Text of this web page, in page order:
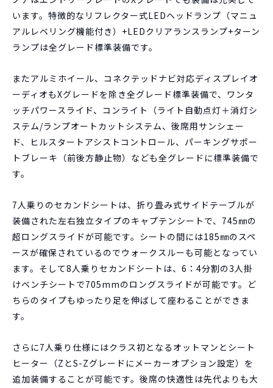
います。特徴的なリフレクター式LEDヘッドランプ（マニュ
アルレベリング機能付き）+LEDクリアランスランプ+ターン
ランプは全グレード標準装備です。
またアルミホイール、コネクテッドナビ対応ディスプレイオ
ーディオもXグレードを除き全グレード標準装備で、ワンタ
ッチパワースライド、コンライト（ライト自動点灯＋消灯シ
ステム/ランプオートカットシステム、後席用サンシェー
ド、ヒルスタートアシストコントロール、パーキングサポー
トブレーキ（前後方静止物）なども全グレードに標準装備で
す。
7人乗りのセカンドシートは、折り畳み式サイドテーブルが
装備された左右独立タイプのキャプテンシートで、745㎜の
超ロングスライドが可能です。シートの間には185㎜のスペ
ースが確保されているのでウォークスルーも可能となってい
ます。そして8人乗りセカンドシートは、6：4分割の3人掛
けベンチシートで705mmのロングスライドが可能です。ど
ちらのタイプもゆったり足を伸ばして座わることができま
す。
さらに7人乗り仕様にはクラス初となるオットマンとシート
ヒーター（ZとS-Zグレードにメーカーオプション設定）を
追加装備することが可能です。後席の快適性は先代よりも大